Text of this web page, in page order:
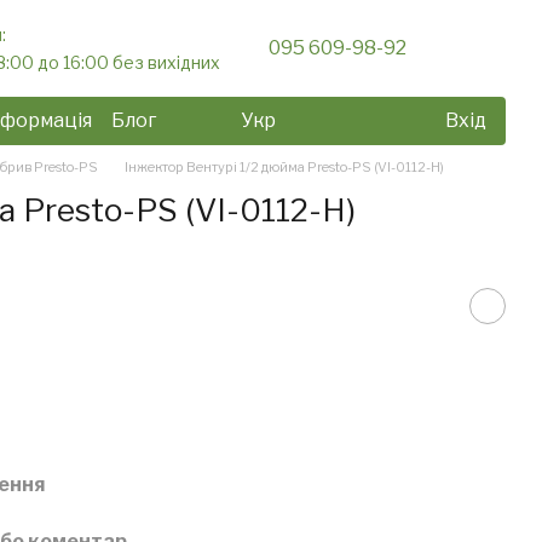
до 16:00 без вихідних
095 609-98-92
Блог
Укр Вхід
Presto-PS Інжектор Вентурі 1/2 дюйма Presto-PS (VI-0112-H)
Presto-PS (VI-0112-H)